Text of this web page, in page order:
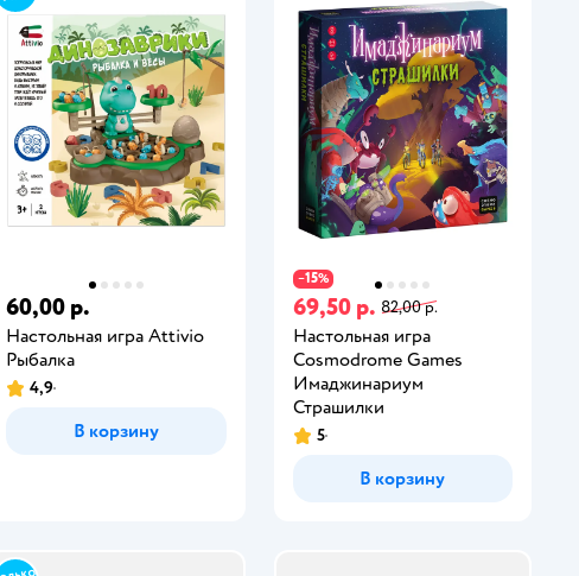
60,00 р.
Настольная игра Attivio
Рыбалка
4,9
В корзину
−15%
69,50 р. 82,00 р.
Настольная игра
Cosmodrome Games
Имаджинариум
Страшилки
5
В корзину